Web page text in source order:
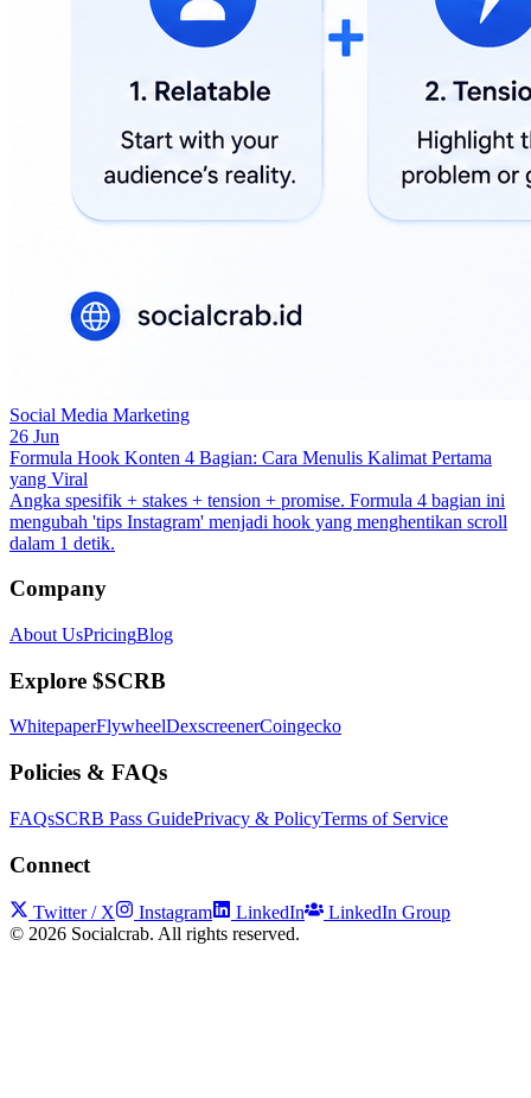
Social Media Marketing
26 Jun
Formula Hook Konten 4 Bagian: Cara Menulis Kalimat Pertama
yang Viral
Angka spesifik + stakes + tension + promise. Formula 4 bagian ini
mengubah 'tips Instagram' menjadi hook yang menghentikan scroll
dalam 1 detik.
Company
About UsPricingBlog
Explore $SCRB
WhitepaperFlywheelDexscreenerCoingecko
Policies & FAQs
FAQsSCRB Pass GuidePrivacy & PolicyTerms of Service
Connect
Twitter / X Instagram LinkedIn
LinkedIn Group
© 2026 Socialcrab. All rights reserved.